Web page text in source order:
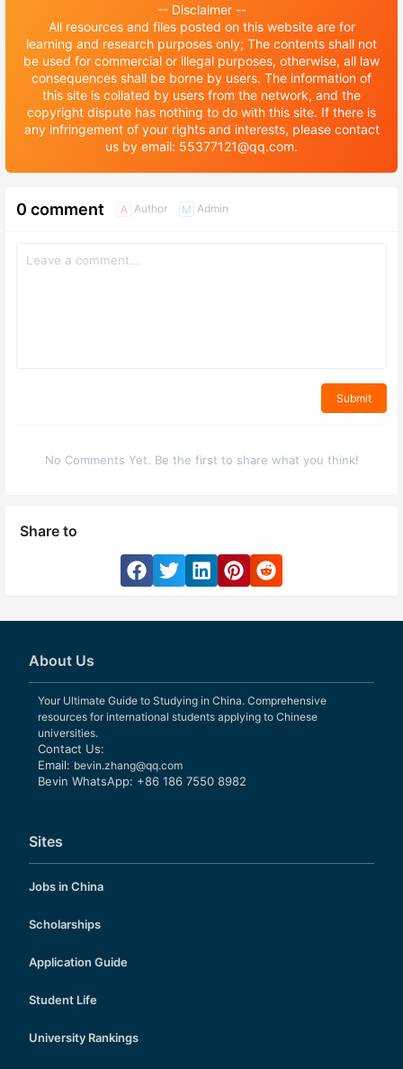
-- Disclaimer --
All resources and files posted on this website are for
learning and research purposes only; The contents shall not
be used for commercial or illegal purposes, otherwise, all law
consequences shall be borne by users. The information of
this site is collated by users from the network, and the
copyright dispute has nothing to do with this site. If there is
any infringement of your rights and interests, please contact
us by email: 55377121@qq.com.
0 comment A Author M Admin
Submit
No Comments Yet. Be the first to share what you think!
Share to
About Us
Your Ultimate Guide to Studying in China. Comprehensive
resources for international students applying to Chinese
universities.
Contact Us:
Email: bevin.zhang@qq.com
Bevin WhatsApp: +86 186 7550 8982
Sites
Jobs in China
Scholarships
Application Guide
Student Life
University Rankings